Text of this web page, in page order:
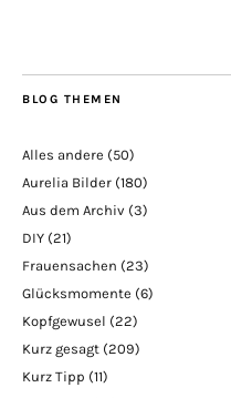
BLOG THEMEN
Alles andere (50)
Aurelia Bilder (180)
Aus dem Archiv (3)
DIY (21)
Frauensachen (23)
Glücksmomente (6)
Kopfgewusel (22)
Kurz gesagt (209)
Kurz Tipp (11)